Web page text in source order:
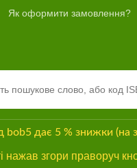
Як оформити замовлення?
bob5 дає 5 % знижки (на
згори праворуч